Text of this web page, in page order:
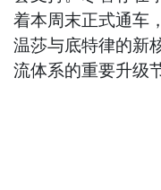
着本周末正式通车
温莎与底特律的新
流体系的重要升级